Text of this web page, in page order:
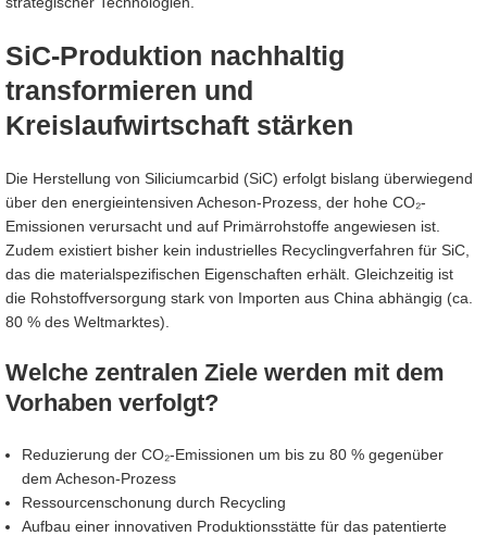
SiC-Produktion nachhaltig
transformieren und
Kreislaufwirtschaft stärken
Die Herstellung von Siliciumcarbid (SiC) erfolgt bislang überwiegend
über den energieintensiven Acheson-Prozess, der hohe CO₂-
Emissionen verursacht und auf Primärrohstoffe angewiesen ist.
Zudem existiert bisher kein industrielles Recyclingverfahren für SiC,
das die materialspezifischen Eigenschaften erhält. Gleichzeitig ist
die Rohstoffversorgung stark von Importen aus China abhängig (ca.
80 % des Weltmarktes).
Welche zentralen Ziele werden mit dem
Vorhaben verfolgt?
Reduzierung der CO₂-Emissionen um bis zu 80 % gegenüber
dem Acheson-Prozess
Ressourcenschonung durch Recycling
Aufbau einer innovativen Produktionsstätte für das patentierte